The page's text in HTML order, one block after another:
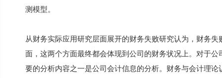
测模型。
从财务实际应用研究层面展开的财务失败研究认为，财务
面，这两个方面最终都会体现到公司的财务状况上。对于
要的分析内容之一是公司会计信息的分析。财务与会计理